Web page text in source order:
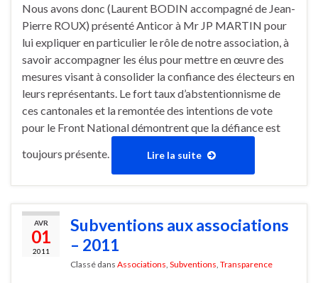
Nous avons donc (Laurent BODIN accompagné de Jean-
Pierre ROUX) présenté Anticor à Mr JP MARTIN pour
lui expliquer en particulier le rôle de notre association, à
savoir accompagner les élus pour mettre en œuvre des
mesures visant à consolider la confiance des électeurs en
leurs représentants. Le fort taux d’abstentionnisme de
ces cantonales et la remontée des intentions de vote
pour le Front National démontrent que la défiance est
toujours présente.
Lire la suite
AVR
01
2011
Subventions aux associations
– 2011
Classé dans Associations Subventions Transparence